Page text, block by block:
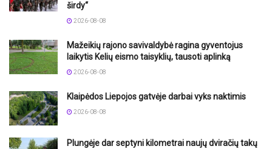
širdy“
2026-08-08
Mažeikių rajono savivaldybė ragina gyventojus
laikytis Kelių eismo taisyklių, tausoti aplinką
2026-08-08
Klaipėdos Liepojos gatvėje darbai vyks naktimis
2026-08-08
Plungėje dar septyni kilometrai naujų dviračių takų